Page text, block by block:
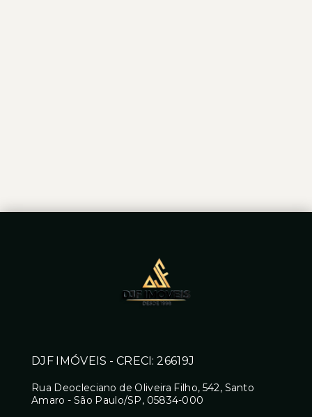
DJF IMÓVEIS - CRECI: 26619J
Rua Deocleciano de Oliveira Filho, 542, Santo
Amaro - São Paulo/SP, 05834-000